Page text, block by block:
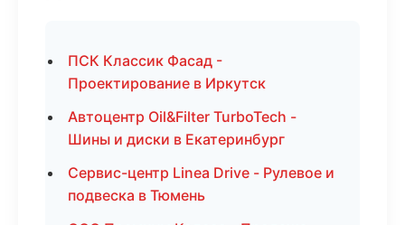
ПСК Классик Фасад -
Проектирование в Иркутск
Автоцентр Oil&Filter TurboTech -
Шины и диски в Екатеринбург
Сервис-центр Linea Drive - Рулевое и
подвеска в Тюмень